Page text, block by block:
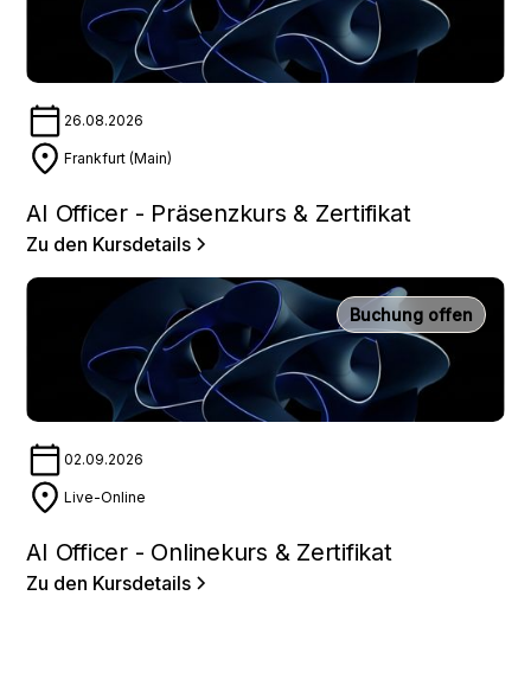
26.08.2026
Frankfurt (Main)
AI Officer - Präsenzkurs & Zertifikat
Zu den Kursdetails
Buchung offen
02.09.2026
Live-Online
AI Officer - Onlinekurs & Zertifikat
Zu den Kursdetails